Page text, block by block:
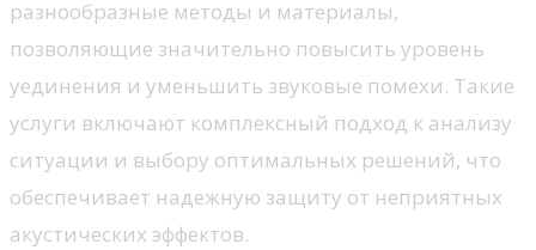
разнообразные методы и материалы,
позволяющие значительно повысить уровень
уединения и уменьшить звуковые помехи. Такие
услуги включают комплексный подход к анализу
ситуации и выбору оптимальных решений, что
обеспечивает надежную защиту от неприятных
акустических эффектов.